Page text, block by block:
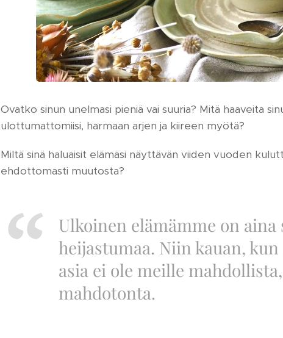
Ovatko sinun unelmasi pieniä vai suuria? Mitä haaveita
ulottumattomiisi, harmaan arjen ja kiireen myötä?
Miltä sinä haluaisit elämäsi näyttävän viiden vuoden
ehdottomasti muutosta?
Ulkoinen elämämme on
heijastumaa. Niin kauan,
asia ei ole meille
mahdotonta.